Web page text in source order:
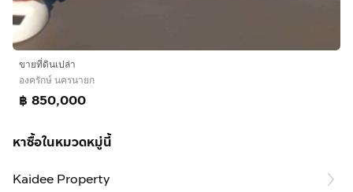
ขายที่ดินเปล่า
องครักษ์ นครนายก
฿ 850,000
หาซื้อในหมวดหมู่นี้
Kaidee Property